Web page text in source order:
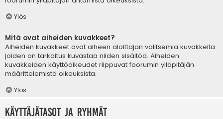
Ylös
Mitä ovat aiheiden kuvakkeet?
Aiheiden kuvakkeet ovat aiheen aloittajan valitsemia kuvakkeita
joiden on tarkoitus kuvastaa niiden sisältöä. Aiheiden
kuvakkeiden käyttöoikeudet riippuvat foorumin ylläpitäjän
määrittelemistä oikeuksista.
Ylös
Käyttäjätasot ja ryhmät